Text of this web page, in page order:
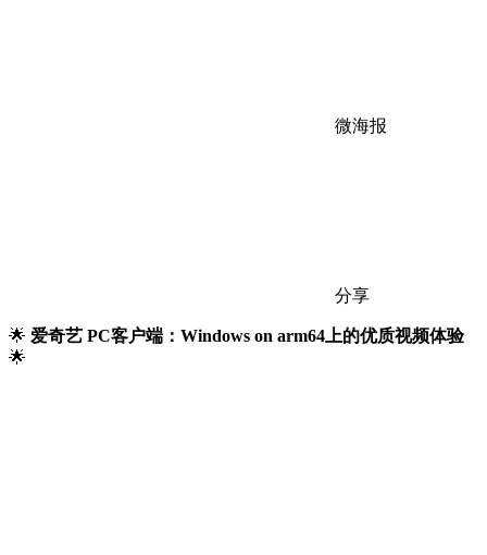
微海报
分享
🌟 爱奇艺 PC客户端：Windows on arm64上的优质视频体验
🌟